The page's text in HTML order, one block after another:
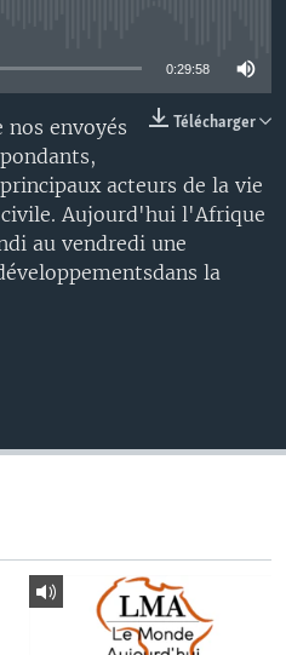
0:29:58
Télécharger
envoyés
acteurs de la vie
Aujourd'hui l'Afrique
au vendredi une
la